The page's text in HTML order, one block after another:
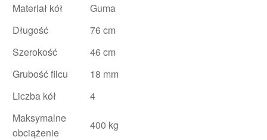
Materiał kół
Guma
Długość
76 cm
Szerokość
46 cm
Grubość filcu
18 mm
Liczba kół
4
Maksymalne
obciążenie
400 kg